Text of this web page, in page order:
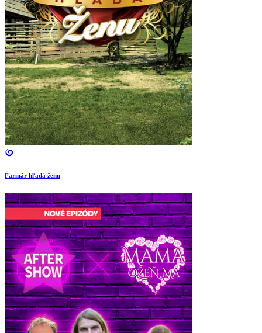
Farmár hľadá ženu